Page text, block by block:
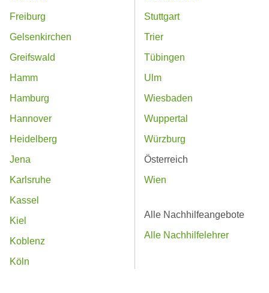
Freiburg
Gelsenkirchen
Greifswald
Hamm
Hamburg
Hannover
Heidelberg
Jena
Karlsruhe
Kassel
Kiel
Koblenz
Köln
Stuttgart
Trier
Tübingen
Ulm
Wiesbaden
Wuppertal
Würzburg
Österreich
Wien
Alle Nachhilfeangebote
Alle Nachhilfelehrer